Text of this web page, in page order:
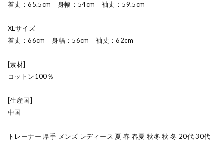
着丈：65.5cm 身幅：54cm 袖丈：59.5cm
XLサイズ
着丈：66cm 身幅：56cm 袖丈：62cm
[素材]
コットン100％
[生産国]
中国
トレーナー 厚手 メンズ レディース 夏 春 春夏 秋冬 秋 冬 20代 30代